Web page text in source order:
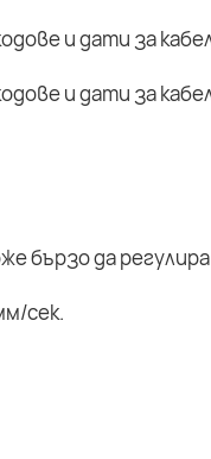
бързо да регулира
сек.